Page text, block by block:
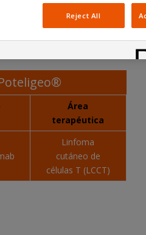
indicaciones, todas en áreas de
Área
terapéutica
Linfoma
cutáneo de
células T (LCCT)
Reject All